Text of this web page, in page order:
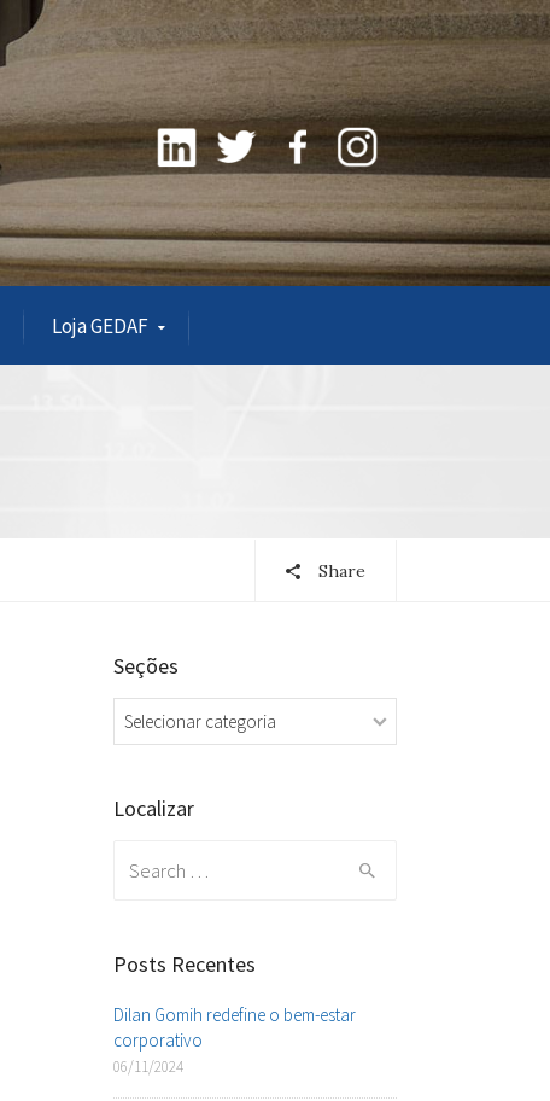
Loja GEDAF
Share
Seções
Seções
Localizar
Posts Recentes
Dilan Gomih redefine o bem-estar
corporativo
06/11/2024